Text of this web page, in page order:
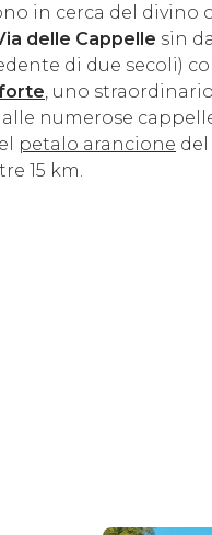
in cerca del divino
delle Cappelle sin
di due secoli)
, uno
numerose
petalo arancione del
15 km.